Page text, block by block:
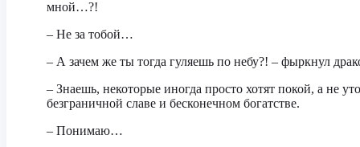
мной…?!
– Не за тобой…
– А зачем же ты тогда гуляешь по небу?! – фыркнул
– Знаешь, некоторые иногда просто хотят покой, а не
безграничной славе и бесконечном богатстве.
– Понимаю…